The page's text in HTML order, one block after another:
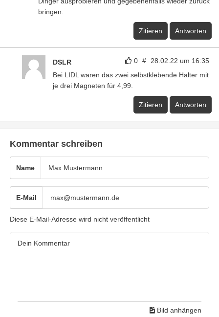
bringen.
Zitieren Antworten
0 # 28.02.22 um 16:35
DSLR
Bei LIDL waren das zwei selbstklebende Halter mit
je drei Magneten für 4,99.
Zitieren Antworten
Kommentar schreiben
Name
E-Mail
Diese E-Mail-Adresse wird nicht veröffentlicht
Bild anhängen